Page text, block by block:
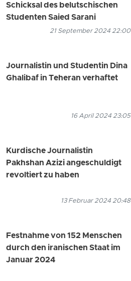
Schicksal des belutschischen
Studenten Saied Sarani
21 September 2024 22:00
Journalistin und Studentin Dina
Ghalibaf in Teheran verhaftet
16 April 2024 23:05
Kurdische Journalistin
Pakhshan Azizi angeschuldigt
revoltiert zu haben
13 Februar 2024 20:48
Festnahme von 152 Menschen
durch den iranischen Staat im
Januar 2024